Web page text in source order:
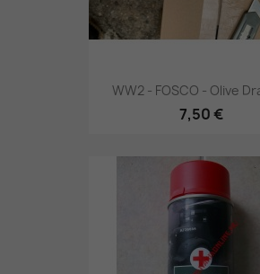
WW2 - FOSCO - Olive
7,50 €